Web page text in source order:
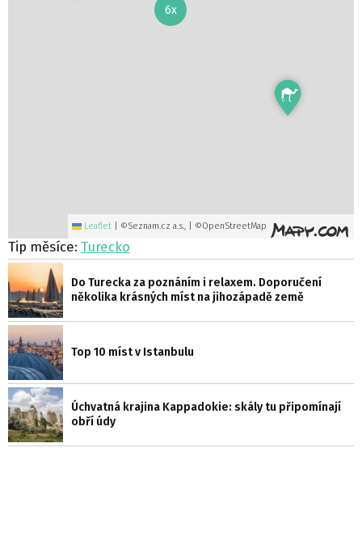
6x
Leaflet ©Seznam.cz a.s., | ©OpenStreetMap
Tip měsíce: Turecko
Do Turecka za poznáním i relaxem. Doporučení
několika krásných míst na jihozápadě země
Top 10 míst v Istanbulu
Úchvatná krajina Kappadokie: skály tu připomínají
obří údy